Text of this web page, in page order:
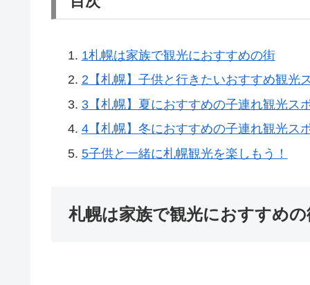
1札幌は家族で観光におすすめの街
2【札幌】子供と行きたいおすすめ観光
3【札幌】夏におすすめの子連れ観光ス
4【札幌】冬におすすめの子連れ観光ス
5子供と一緒に札幌観光を楽しもう！
札幌は家族で観光におすすめの